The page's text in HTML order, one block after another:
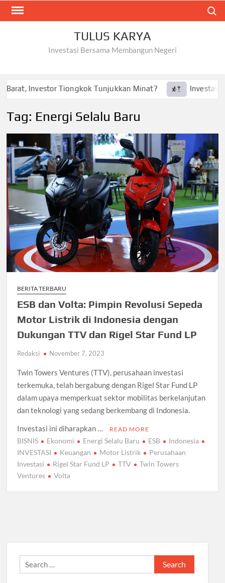
Skip
TULUS KARYA
Investasi Bersama Membangun Negeri
Investor Tiongkok Tunjukkan Minat? Investasi
Tag: Energi Selalu Baru
BERITA TERBARU
ESB dan Volta: Pimpin Revolusi Sepeda
Motor Listrik di Indonesia dengan
Dukungan TTV dan Rigel Star Fund LP
Redaksi November 7, 2023
Twin Towers Ventures (TTV), perusahaan investasi
terkemuka, telah bergabung dengan Rigel Star Fund LP
dalam upaya memperkuat sektor mobilitas berkelanjutan
dan teknologi yang sedang berkembang di Indonesia.
Investasi ini diharapkan …
READ MORE
BISNIS Ekonomi Energi Selalu Baru ESB
Indonesia
INVESTASI
Keuangan Motor Listrik
Perusahaan
Investasi
Rigel Star Fund LP TTV
Twin Towers
Ventures
Volta
Search
for: